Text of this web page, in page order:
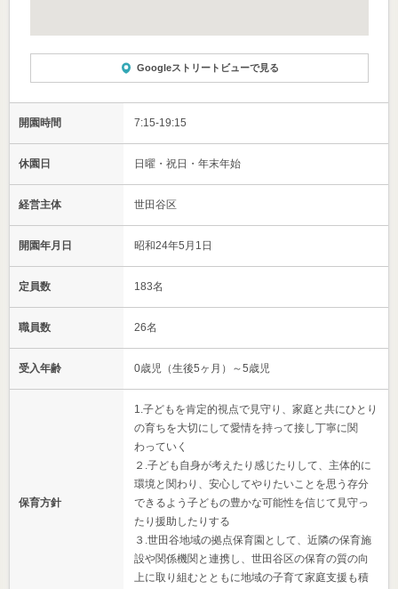
Googleストリートビューで見る
開園時間 7:15-19:15
休園日 日曜・祝日・年末年始
経営主体 世田谷区
開園年月日 昭和24年5月1日
定員数 183名
職員数 26名
受入年齢 0歳児（生後5ヶ月）～5歳児
保育方針
1.子どもを肯定的視点で見守り、家庭と共にひとり
の育ちを大切にして愛情を持って接し丁寧に関
わっていく
２.子ども自身が考えたり感じたりして、主体的に
環境と関わり、安心してやりたいことを思う存分
できるよう子どもの豊かな可能性を信じて見守っ
たり援助したりする
３.世田谷地域の拠点保育園として、近隣の保育施
設や関係機関と連携し、世田谷区の保育の質の向
上に取り組むとともに地域の子育て家庭支援も積